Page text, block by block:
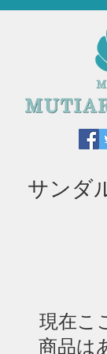
サンダ
現在こ
商品は